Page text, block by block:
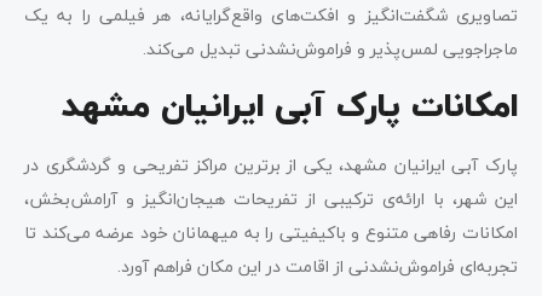
تصاویری شگفت‌انگیز و افکت‌های واقع‌گرایانه، هر فیلمی را به یک
ماجراجویی لمس‌پذیر و فراموش‌نشدنی تبدیل می‌کند.
امکانات پارک آبی ایرانیان مشهد
پارک آبی ایرانیان مشهد، یکی از برترین مراکز تفریحی و گردشگری در
این شهر، با ارائه‌ی ترکیبی از تفریحات هیجان‌انگیز و آرامش‌بخش،
امکانات رفاهی متنوع و باکیفیتی را به میهمانان خود عرضه می‌کند تا
تجربه‌ای فراموش‌نشدنی از اقامت در این مکان فراهم آورد.